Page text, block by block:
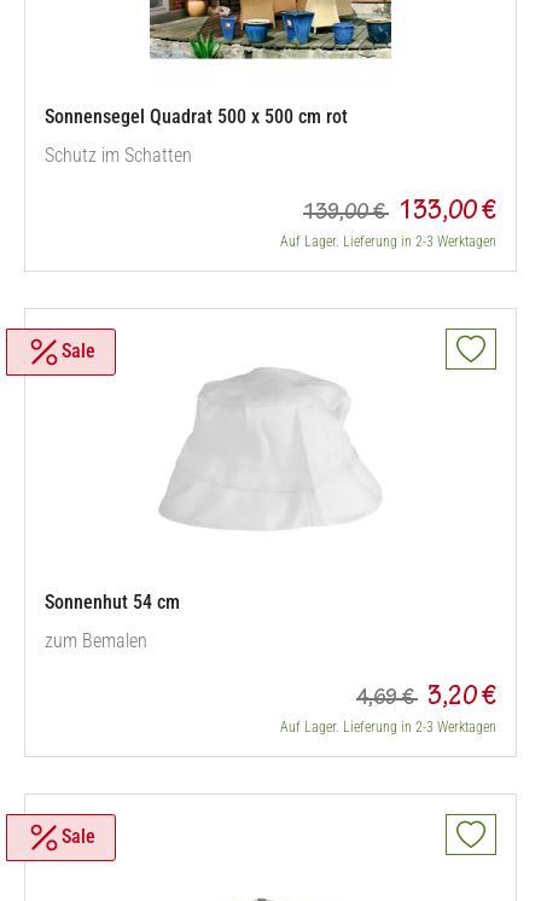
Sonnensegel Quadrat 500 x 500 cm rot
Schutz im Schatten
139,00 € 133,00 €
Auf Lager. Lieferung in 2-3 Werktagen
Sale
Sonnenhut 54 cm
zum Bemalen
4,69 € 3,20 €
Auf Lager. Lieferung in 2-3 Werktagen
Sale